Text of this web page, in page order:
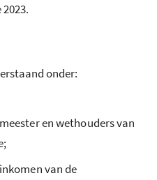
onder:
en wethouders van
van de